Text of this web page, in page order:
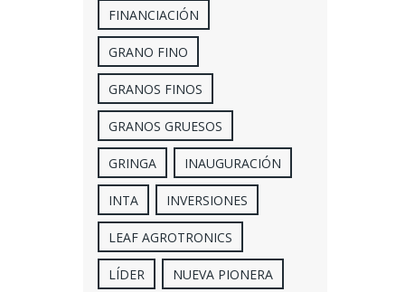
FINANCIACIÓN
GRANO FINO
GRANOS FINOS
GRANOS GRUESOS
GRINGA INAUGURACIÓN
INTA INVERSIONES
LEAF AGROTRONICS
LÍDER NUEVA PIONERA